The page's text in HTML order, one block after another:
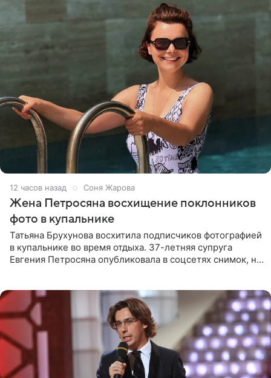
12 часов назад Соня Жарова
Жена Петросяна восхищение поклонников
фото в купальнике
Татьяна Брухунова восхитила подписчиков фотографией
в купальнике во время отдыха. 37-летняя супруга
Евгения Петросяна опубликовала в соцсетях снимок, на